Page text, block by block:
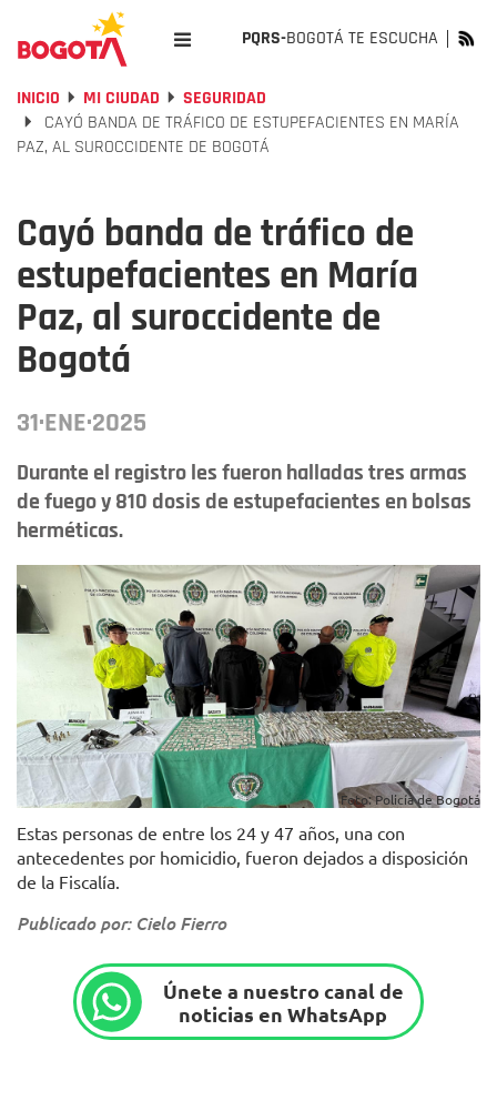
PQRS-BOGOTÁ TE ESCUCHA
INICIO MI CIUDAD
SEGURIDAD
CAYÓ BANDA DE TRÁFICO DE ESTUPEFACIENTES EN MARÍA
PAZ, AL SUROCCIDENTE DE BOGOTÁ
Cayó banda de tráfico de
estupefacientes en María
Paz, al suroccidente de
Bogotá
31·ENE·2025
Durante el registro les fueron halladas tres armas
de fuego y 810 dosis de estupefacientes en bolsas
herméticas.
Foto: Policía de Bogotá
Estas personas de entre los 24 y 47 años, una con
antecedentes por homicidio, fueron dejados a disposición
de la Fiscalía.
Publicado por: Cielo Fierro
Únete a nuestro canal de
noticias en WhatsApp